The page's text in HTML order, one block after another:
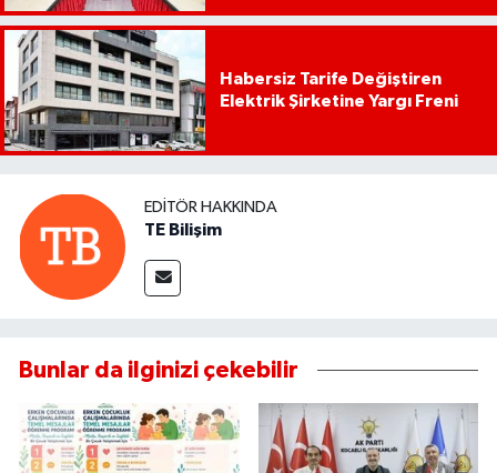
Habersiz Tarife Değiştiren
Elektrik Şirketine Yargı Freni
EDITÖR HAKKINDA
TE Bilişim
Bunlar da ilginizi çekebilir